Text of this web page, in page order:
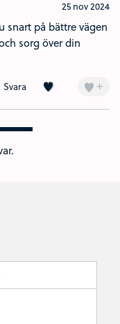
25 nov 2024
snart på bättre vägen
sorg över din
Svara Kärlek (1) +